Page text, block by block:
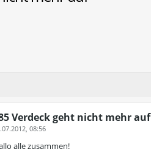
Verdeck geht nicht mehr auf
08:56
alle zusammen!